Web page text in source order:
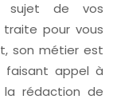
sujet de vos
traite pour vous
son métier est
faisant appel à
rédaction de